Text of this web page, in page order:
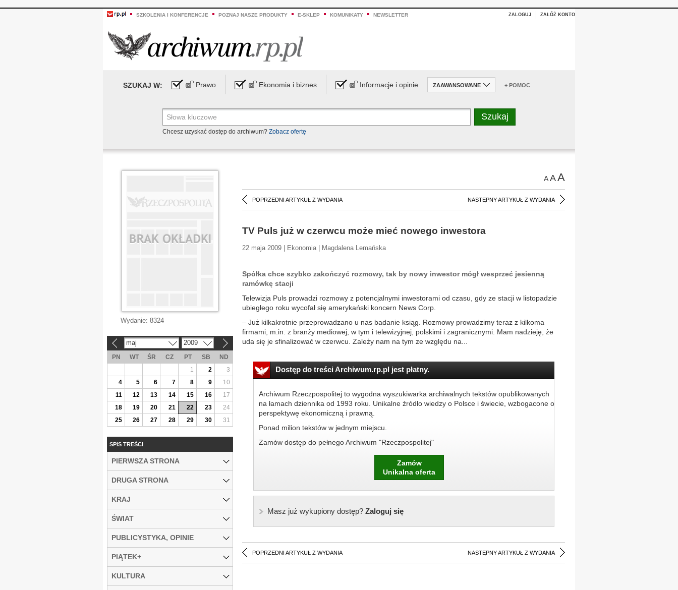
SZKOLENIA I KONFERENCJE POZNAJ NASZE PRODUKTY E-SKLEP KOMUNIKATY NEWSLETTER ZALOGUJ ZAŁÓŻ KONTO
SZUKAJ W: Prawo Ekonomia i biznes Informacje i opinie ZAAWANSOWANE + POMOC
Chcesz uzyskać dostęp do archiwum? Zobacz ofertę
AAA
POPRZEDNI ARTYKUŁ Z WYDANIA NASTĘPNY ARTYKUŁ Z WYDANIA
TV Puls już w czerwcu może mieć nowego inwestora
22 maja 2009 | Ekonomia | Magdalena Lemańska
Spółka chce szybko zakończyć rozmowy, tak by nowy inwestor mógł wesprzeć jesienną
ramówkę stacji
Telewizja Puls prowadzi rozmowy z potencjalnymi inwestorami od czasu, gdy ze stacji w listopadzie
ubiegłego roku wycofał się amerykański koncern News Corp.
– Już kilkakrotnie przeprowadzano u nas badanie ksiąg. Rozmowy prowadzimy teraz z kilkoma
firmami, m.in. z branży mediowej, w tym i telewizyjnej, polskimi i zagranicznymi. Mam nadzieję, że
uda się je sfinalizować w czerwcu. Zależy nam na tym ze względu na...
Dostęp do treści Archiwum.rp.pl jest płatny.
Archiwum Rzeczpospolitej to wygodna wyszukiwarka archiwalnych tekstów opublikowanych
na łamach dziennika od 1993 roku. Unikalne źródło wiedzy o Polsce i świecie, wzbogacone o
perspektywę ekonomiczną i prawną.
Ponad milion tekstów w jednym miejscu.
Zamów dostęp do pełnego Archiwum "Rzeczpospolitej"
Zamów
Unikalna oferta
Masz już wykupiony dostęp?Zaloguj się
POPRZEDNI ARTYKUŁ Z WYDANIA NASTĘPNY ARTYKUŁ Z WYDANIA
Wydanie: 8324
maj 2009
PN WT ŚR CZ PT SB
ND
1
2
3
4
5 6 7 8 9
10
11
12 13 14 15 16
17
18
19 20 21 22 23
24
25
26 27 28 29 30 31
SPIS TREŚCI
PIERWSZA STRONA
DRUGA STRONA
KRAJ
ŚWIAT
PUBLICYSTYKA, OPINIE
PIĄTEK+
KULTURA